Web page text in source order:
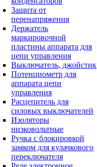
Защита от
перенапряжения
Держатель
маркировочной
пластины аппарата для
цепи управления
Выключатель, джойстик
Потенциометр для
аппарата цепи
управления
Расцепитель для
силовых выключателей
Изоляторы
низковольтные
Ручка с блокировкой
замком для кулачкового
переключателя